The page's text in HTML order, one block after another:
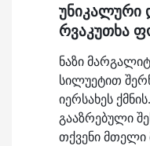
უნიკალური
რვაკუთხა
ნაზი
სილუეტით
იერსახეს
გააზრებული
თქვენი მთელი